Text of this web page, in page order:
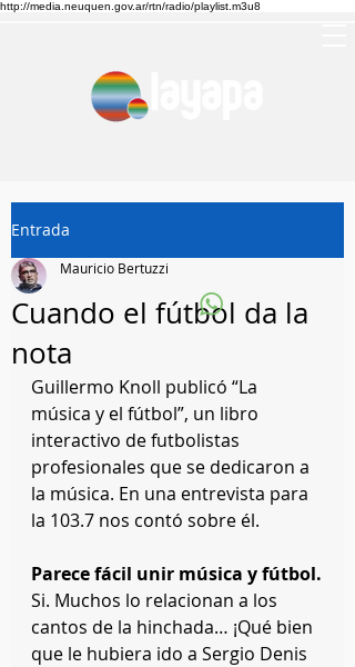
http://media.neuquen.gov.ar/rtn/radio/playlist.m3u8
Entrada
Cuando el fútbol da la
nota
Mauricio Bertuzzi
Guillermo Knoll publicó “La
música y el fútbol”, un libro
interactivo de futbolistas
profesionales que se dedicaron a
la música. En una entrevista para
la 103.7 nos contó sobre él.
Parece fácil unir música y fútbol.
Si. Muchos lo relacionan a los
cantos de la hinchada… ¡Qué bien
que le hubiera ido a Sergio Denis